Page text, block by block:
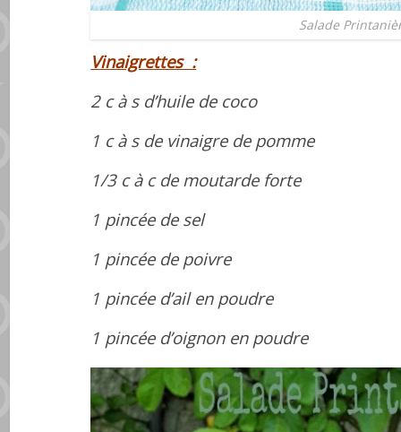
Salade
Vinaigrettes :
2 c à s d’huile de coco
1 c à s de vinaigre de pomme
1/3 c à c de moutarde forte
1 pincée de sel
1 pincée de poivre
1 pincée d’ail en poudre
1 pincée d’oignon en poudre